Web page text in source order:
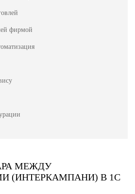
фирмой
МЕЖДУ
(ИНТЕРКАМПАНИ) В 1С